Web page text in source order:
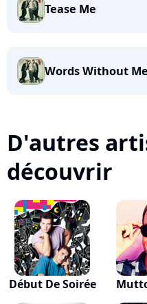
Tease Me
Words Without
D'autres
découvrir
Début De Soirée